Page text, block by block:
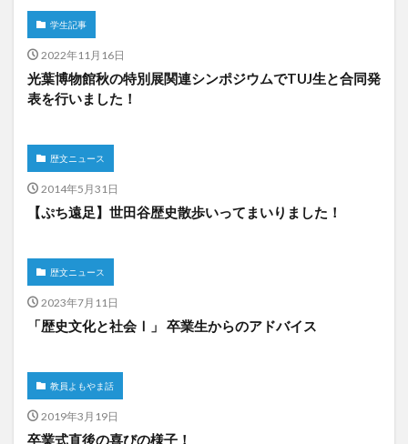
学生記事
2022年11月16日
光葉博物館秋の特別展関連シンポジウムでTUJ生と合同発
表を行いました！
歴文ニュース
2014年5月31日
【ぷち遠足】世田谷歴史散歩いってまいりました！
歴文ニュース
2023年7月11日
「歴史文化と社会Ⅰ」 卒業生からのアドバイス
教員よもやま話
2019年3月19日
卒業式直後の喜びの様子！